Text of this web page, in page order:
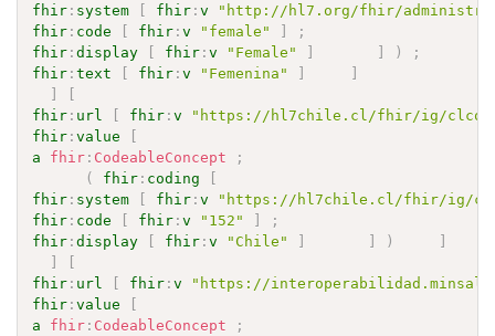
fhir : system [ fhir :v
"http://hl7.org/fhir/
fhir : code [ fhir :v "female" ]
;
fhir :display [ fhir :v "Female" ] ] )
;
fhir :text [ fhir :v "Femenina" ]
]
]
[
fhir : url [ fhir :v
"https://hl7chile.cl/fhir/ig/clcore/
fhir :value
[
a
fhir : CodeableConcept
;
(
fhir : coding
[
fhir : system [ fhir :v
"https://hl7chile.cl/fhir/ig/
fhir : code [ fhir :v "152" ]
;
fhir :display [ fhir :v "Chile" ] ] )
]
]
[
fhir : url [ fhir :v
"https://
fhir :value
[
a
fhir : CodeableConcept
;